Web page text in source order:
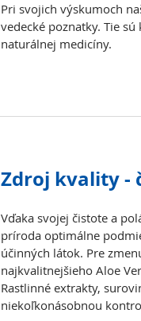
Pri svojich výskumoch
vedecké poznatky. Tie
naturálnej medicíny.
Zdroj kvality -
Vďaka svojej čistote a
príroda optimálne
účinných látok. Pre
najkvalitnejšieho Aloe
Rastlinné extrakty,
niekoľkonásobnou